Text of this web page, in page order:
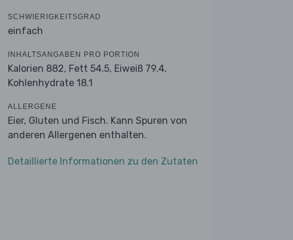
SCHWIERIGKEITSGRAD
einfach
INHALTSANGABEN PRO PORTION
Kalorien 882, Fett 54.5, Eiweiß 79.4,
Kohlenhydrate 18.1
ALLERGENE
Eier, Gluten und Fisch. Kann Spuren von
anderen Allergenen enthalten.
Detaillierte Informationen zu den Zutaten